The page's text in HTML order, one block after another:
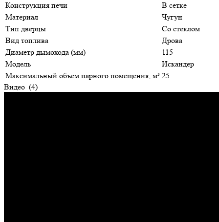
Конструкция печи
В сетке
Материал
Чугун
Тип дверцы
Со стеклом
Вид топлива
Дрова
Диаметр дымохода (мм)
115
Модель
Искандер
Максимальный объем парного помещения, м³ 25
Видео (4)